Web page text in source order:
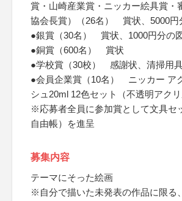
賞・山崎産業賞・ニッカー絵具賞・
協会長賞）（26名） 賞状、5000円
●銀賞（30名） 賞状、1000円分の
●銅賞（600名） 賞状
●学校賞（30校） 感謝状、清掃用
●会員企業賞（10名） ニッカー ア
シュ20ml 12色セット（不透明アクリ
※応募者全員に参加賞として文具セ
自由帳）を進呈
募集内容
テーマにそった絵画
※自分で描いた未発表の作品に限る